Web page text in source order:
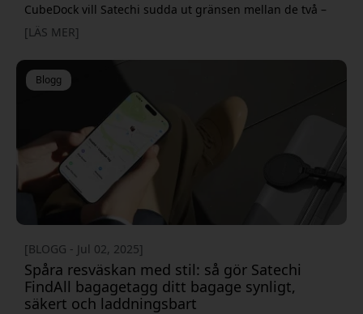
CubeDock vill Satechi sudda ut gränsen mellan de två –
och samla hela arbetsflödet kring en enda, kraftfull
Thunderbolt 5 CubeDock är formad som en diskret
aluminiumkub – ett format som känns igen från
stationära Apple-d
[LÄS MER]
Blogg
[BLOGG - Jul 02, 2025]
Spåra resväskan med stil: så gör Satechi
FindAll bagagetagg ditt bagage synligt,
säkert och laddningsbart